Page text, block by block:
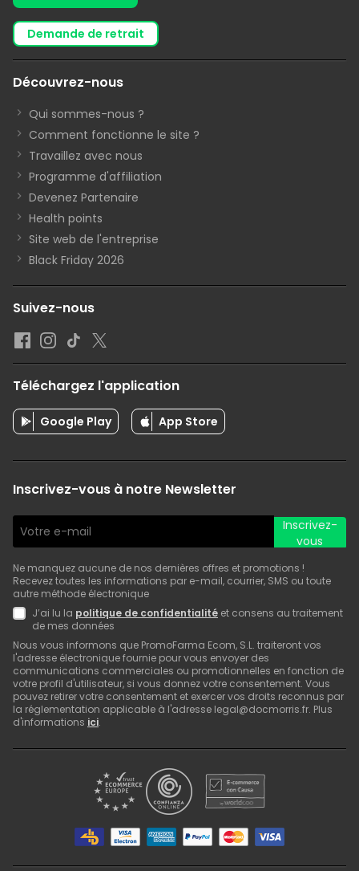
demande de retrait
Découvrez-nous
Qui sommes-nous ?
Comment fonctionne le site ?
Travaillez avec nous
Programme d'affiliation
Devenez Partenaire
Health points
Site web de l'entreprise
Black Friday 2026
Suivez-nous
Téléchargez l'application
Google Play App Store
Inscrivez-vous à notre Newsletter
Inscrivez-
vous
Ne manquez aucune de nos dernières offres et promotions !
Recevez toutes les informations par e-mail, courrier, SMS ou toute
autre méthode électronique
J’ai lu la politique de confidentialité et consens au traitement
de mes données
Nous vous informons que PromoFarma Ecom, S.L. traiteront vos
l'adresse électronique fournie pour vous envoyer des
communications commerciales ou promotionnelles en fonction de
votre profil d'utilisateur, si vous donnez votre consentement. Vous
pouvez retirer votre consentement et exercer vos droits reconnus par
la réglementation applicable à l'adresse legal@docmorris.fr. Plus
d'informations ici.